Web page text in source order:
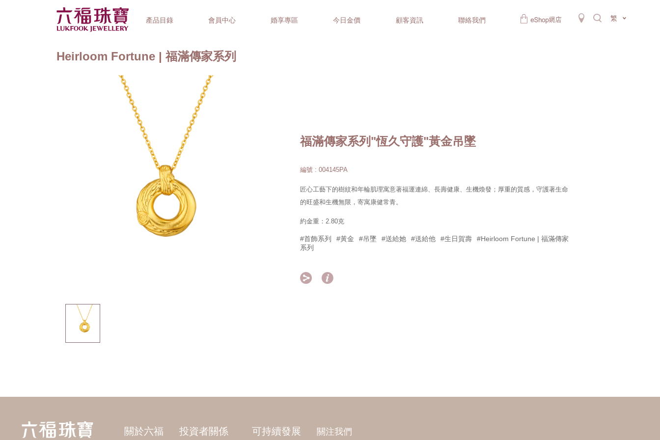
產品目錄 會員中心 婚享專區 今日金價 顧客資訊 聯絡我們 繁
精選禮品
Heirloom Fortune | 福滿傳家系列
福滿傳家系列"恆久守護"黃金吊墜
編號 : 004145PA
匠心工藝下的樹紋和年輪肌理寓意著福運連綿、長壽健康、生機煥發；厚重的質感，守護著生命
的旺盛和生機無限，寄寓康健常青。
約金重：2.80克
#首飾系列 #黃金 #吊墜 #送給她 #送給他 #生日賀壽
#Heirloom Fortune | 福滿傳家
系列
 
關於六福 投資者關係 可持續發展 關注我們